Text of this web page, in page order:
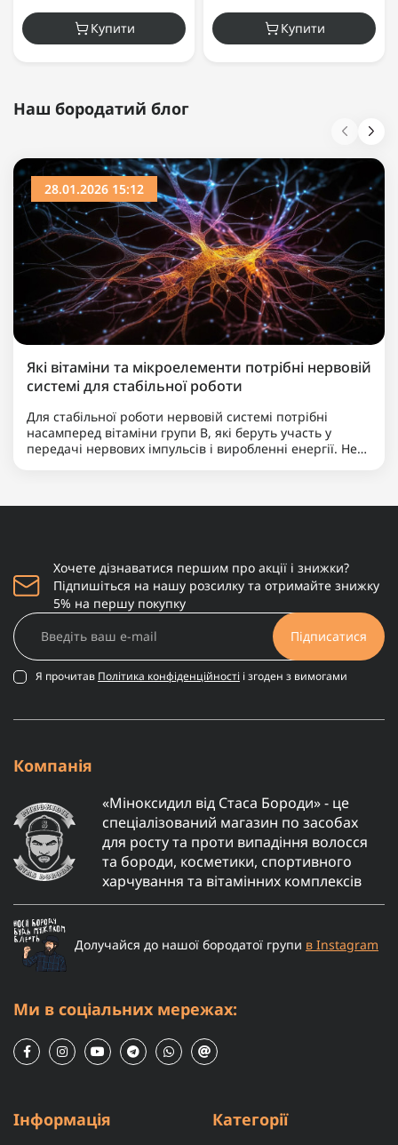
Купити Купити
Наш бородатий блог
28.01.2026 15:12
Які вітаміни та мікроелементи потрібні нервовій
системі для стабільної роботи
Для стабільної роботи нервовій системі потрібні
насамперед вітаміни групи B, які беруть участь у
передачі нервових імпульсів і виробленні енергії. Не
Хочете дізнаватися першим про акції і знижки?
Підпишіться на нашу розсилку та отримайте знижку
5% на першу покупку
Підписатися
Я прочитав Політика конфіденційності і згоден з вимогами
Компанія
«Міноксидил від Стаса Бороди» - це
спеціалізований магазин по засобах
для росту та проти випадіння волосся
та бороди, косметики, спортивного
харчування та вітамінних комплексів
Долучайся до нашої бородатої групи в Instagram
Ми в соціальних мережах:
Інформація Категорії